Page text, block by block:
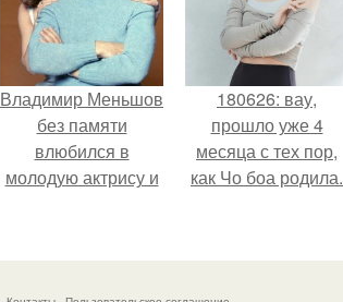
Владимир Меньшов
без памяти
влюбился в
молодую актрису и
неё.
180626: вау,
прошло уже 4
месяца с тех пор,
как Чо боа родила.